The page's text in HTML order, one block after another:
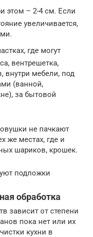
этом – 2-4 см. Если
увеличивается,
где могут
вентрешетка,
внутри мебели, под
(ванной,
за бытовой
не пачкают
же местах, где и
шариков, крошек.
подложки
обработка
зависит от степени
пока нет или их
кухни в